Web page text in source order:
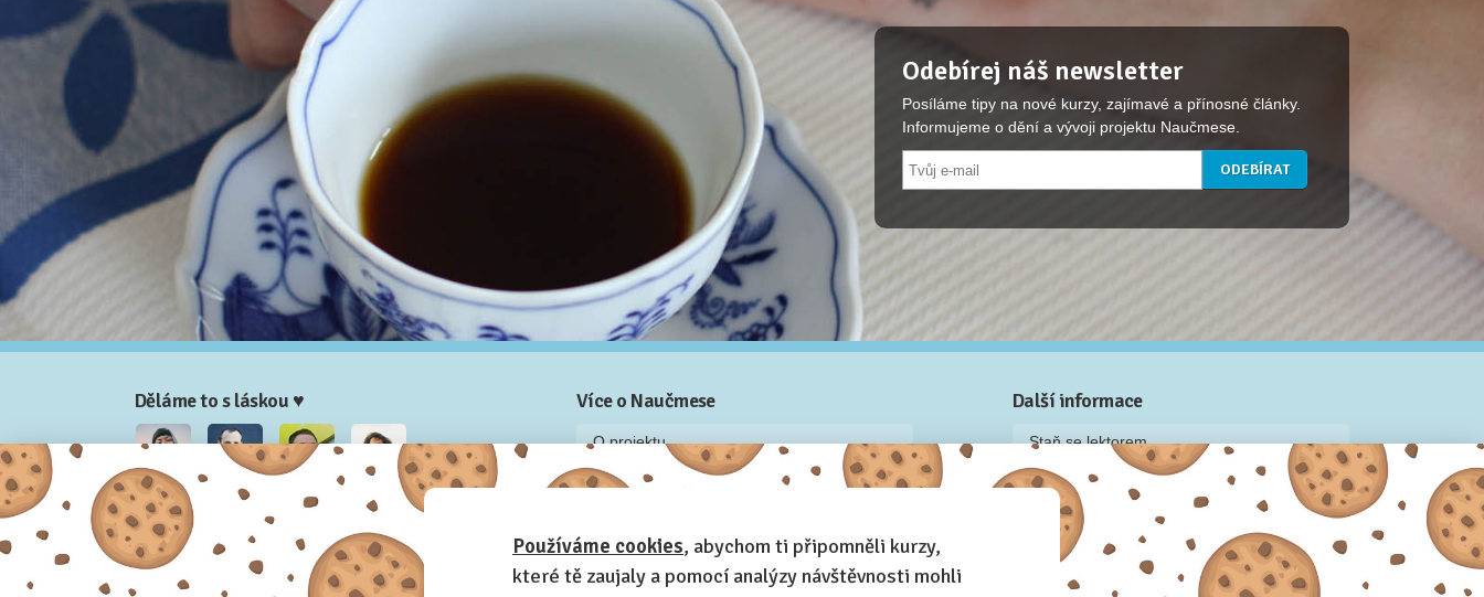
Odebírej náš newsletter
Posíláme tipy na nové kurzy, zajímavé a přínosné články.
Informujeme o dění a vývoji projektu Naučmese.
Děláme to s láskou ♥
Nela Josef Honza
Více o Naučmese
O projektu
Blog: recenze z kurzů, rozhovory a články
Příběh Naučmese
Naučmese festivaly
Další informace
Staň se lektorem
Video: Jak připravit kurz na Naučmese
Často kladené dotazy
Dárkové poukazy
Podmínky užívání
Používáme cookies, abychom ti připomněli kurzy,
které tě zaujaly a pomocí analýzy návštěvnosti mohli